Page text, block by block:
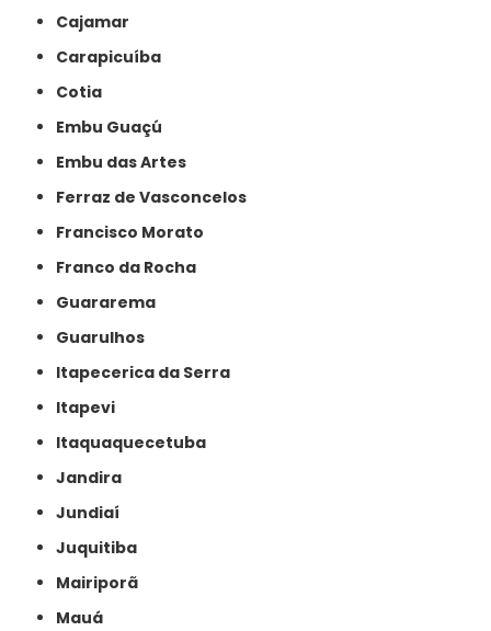
Cajamar
Carapicuíba
Cotia
Embu Guaçú
Embu das Artes
Ferraz de Vasconcelos
Francisco Morato
Franco da Rocha
Guararema
Guarulhos
Itapecerica da Serra
Itapevi
Itaquaquecetuba
Jandira
Jundiaí
Juquitiba
Mairiporã
Mauá